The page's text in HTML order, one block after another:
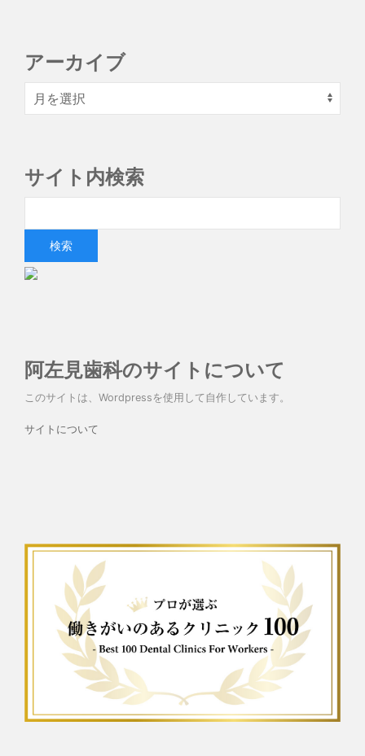
アーカイブ
サイト内検索
阿左見歯科のサイトについて
このサイトは、Wordpressを使用して自作しています。
サイトについて